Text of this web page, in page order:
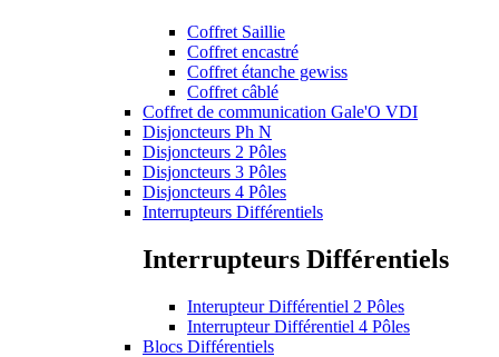
Coffret Saillie
Coffret encastré
Coffret étanche gewiss
Coffret câblé
Coffret de communication Gale'O VDI
Disjoncteurs Ph N
Disjoncteurs 2 Pôles
Disjoncteurs 3 Pôles
Disjoncteurs 4 Pôles
Interrupteurs Différentiels
Interrupteurs Différentiels
Interupteur Différentiel 2 Pôles
Interrupteur Différentiel 4 Pôles
Blocs Différentiels